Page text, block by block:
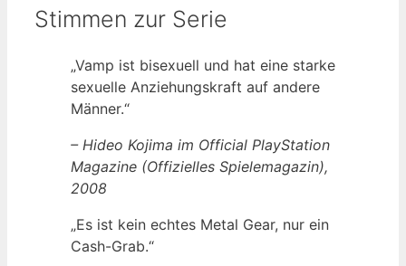
Stimmen zur Serie
„Vamp ist bisexuell und hat eine starke
sexuelle Anziehungskraft auf andere
Männer.“
– Hideo Kojima im Official PlayStation
Magazine (Offizielles Spielemagazin),
2008
„Es ist kein echtes Metal Gear, nur ein
Cash-Grab.“